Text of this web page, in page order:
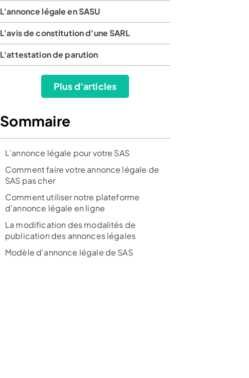
L'annonce légale en SASU
L'avis de constitution d'une SARL
L'attestation de parution
Plus d'articles
Sommaire
L’annonce légale pour votre SAS
Comment faire votre annonce légale de
SAS pas cher
Comment utiliser notre plateforme
d’annonce légale en ligne
La modification des modalités de
publication des annonces légales
Modèle d’annonce légale de SAS